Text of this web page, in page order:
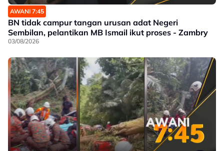
AWANI 7:45
BN tidak campur tangan urusan adat Negeri
Sembilan, pelantikan MB Ismail ikut proses - Zambry
03/08/2026